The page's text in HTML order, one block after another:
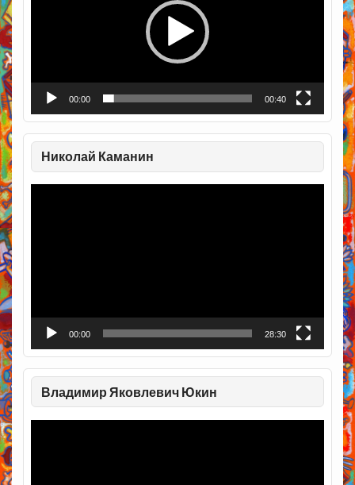
00:00 00:40
Николай Каманин
Видеоплеер
00:00 28:30
Владимир Яковлевич Юкин
Видеоплеер